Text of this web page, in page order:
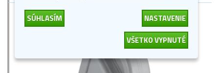
SÚHLASÍM
NASTAVENIE
VŠETKO VYPNUTÉ